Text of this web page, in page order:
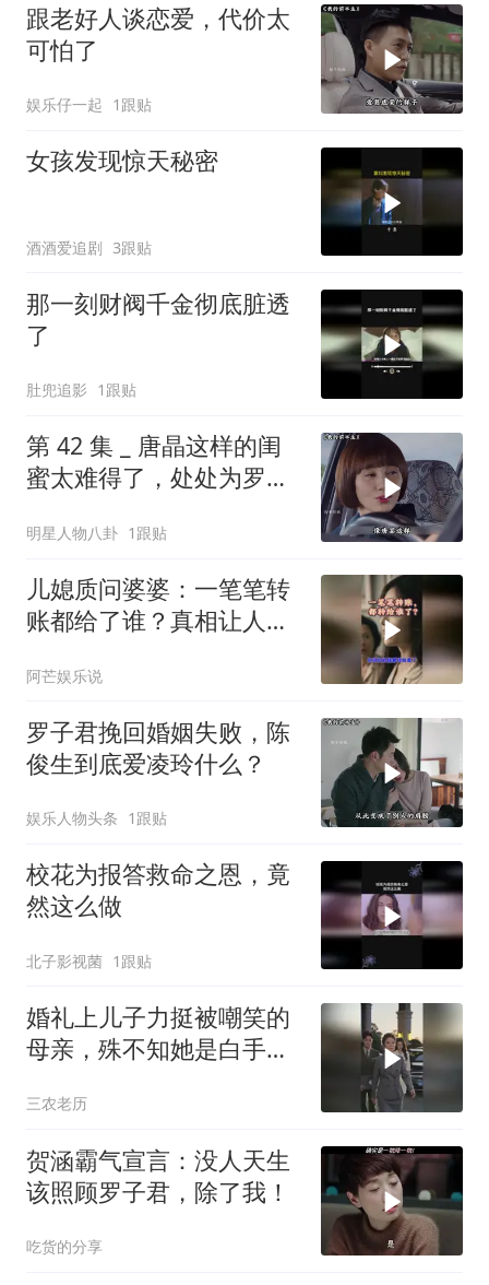
跟老好人谈恋爱，代价太
可怕了
娱乐仔一起 1跟贴
女孩发现惊天秘密
酒酒爱追剧 3跟贴
那一刻财阀千金彻底脏透
了
肚兜追影 1跟贴
第 42 集 _ 唐晶这样的闺
蜜太难得了，处处为罗子
明星人物八卦 1跟贴
儿媳质问婆婆：一笔笔转
账都给了谁？真相让人沉
阿芒娱乐说
罗子君挽回婚姻失败，陈
俊生到底爱凌玲什么？
娱乐人物头条 1跟贴
校花为报答救命之恩，竟
然这么做
北子影视菌 1跟贴
婚礼上儿子力挺被嘲笑的
母亲，殊不知她是白手起
三农老历
贺涵霸气宣言：没人天生
该照顾罗子君，除了我！
吃货的分享